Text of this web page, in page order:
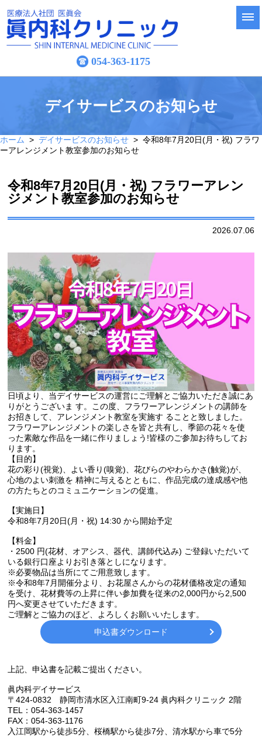
054-363-1175
デイサービスのお知らせ
ホーム > デイサービスのお知らせ > 令和8年7月20日(月・祝) フラワ
ーアレンジメント教室参加のお知らせ
令和8年7月20日(月・祝) フラワーアレン
ジメント教室参加のお知らせ
2026.07.06
日頃より、当デイサービスの運営にご理解とご協力いただき誠にあ
りがとうございま す。この度、フラワーアレンジメントの講師を
お招きして、アレンジメント教室を実施す ることと致しました。
フラワーアレンジメントの楽しさを皆と共有し、季節の花々を使
った素敵な作品を一緒に作りましょう!皆様のご参加お待ちしてお
ります。
【目的】
花の彩り(視覚)、よい香り(嗅覚)、花びらのやわらかさ(触覚)が、
心地のよい刺激を 精神に与えるとともに、作品完成の達成感や他
の方たちとのコミュニケーションの促進。
【実施日】
令和8年7月20日(月・祝) 14:30 から開始予定
【料金】
・2500 円(花材、オアシス、器代、講師代込み) ご登録いただいて
いる銀行口座よりお引き落としになります。
※必要物品は当所にてご用意致します。
※令和8年7月開催分より、お花屋さんからの花材価格改定の通知
を受け、花材費等の上昇に伴い参加費を従来の2,000円から2,500
円へ変更させていただきます。
ご理解とご協力のほど、よろしくお願いいたします。
申込書ダウンロード
上記、申込書を記載ご提出ください。
眞内科デイサービス
〒424-0832 静岡市清水区入江南町9-24 眞内科クリニック 2階
TEL：054-363-1457
FAX：054-363-1176
入江岡駅から徒歩5分、桜橋駅から徒歩7分、清水駅から車で5分